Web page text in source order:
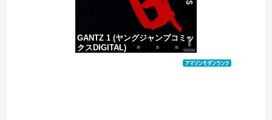
GANTZ 1 (ヤングジャンプコミッ
クスDIGITAL)
価格：¥100